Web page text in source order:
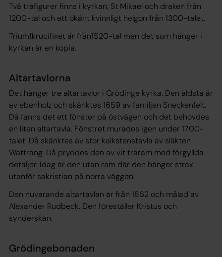
Två träfigurer finns i kyrkan; St Mikael och draken från
1200-tal och ett okänt kvinnligt helgon från 1300-talet.
Triumfkrucifixet är från1520-tal men det som hänger i
kyrkan är en kopia.
Altartavlorna
Det hänger tre altartavlor i Grödinge kyrka. Den äldsta är
av ebenholz och skänktes 1659 av familjen Sneckenfelt.
Då fanns det ett fönster på östvägen och det behövdes
en liten altartavla. Fönstret murades igen under 1700-
talet. Då skänktes av stor kalkstenstavla av släkten
Wattrang. Då pryddes den av vit träram med förgyllda
detaljer. Idag är den utan ram där den hänger strax
utanför sakristian på norra väggen.
Den nuvarande altartavlan är från 1862 och målad av
Alexander Rudbeck. Den föreställer Kristus och
synderskan.
Grödingebonaden